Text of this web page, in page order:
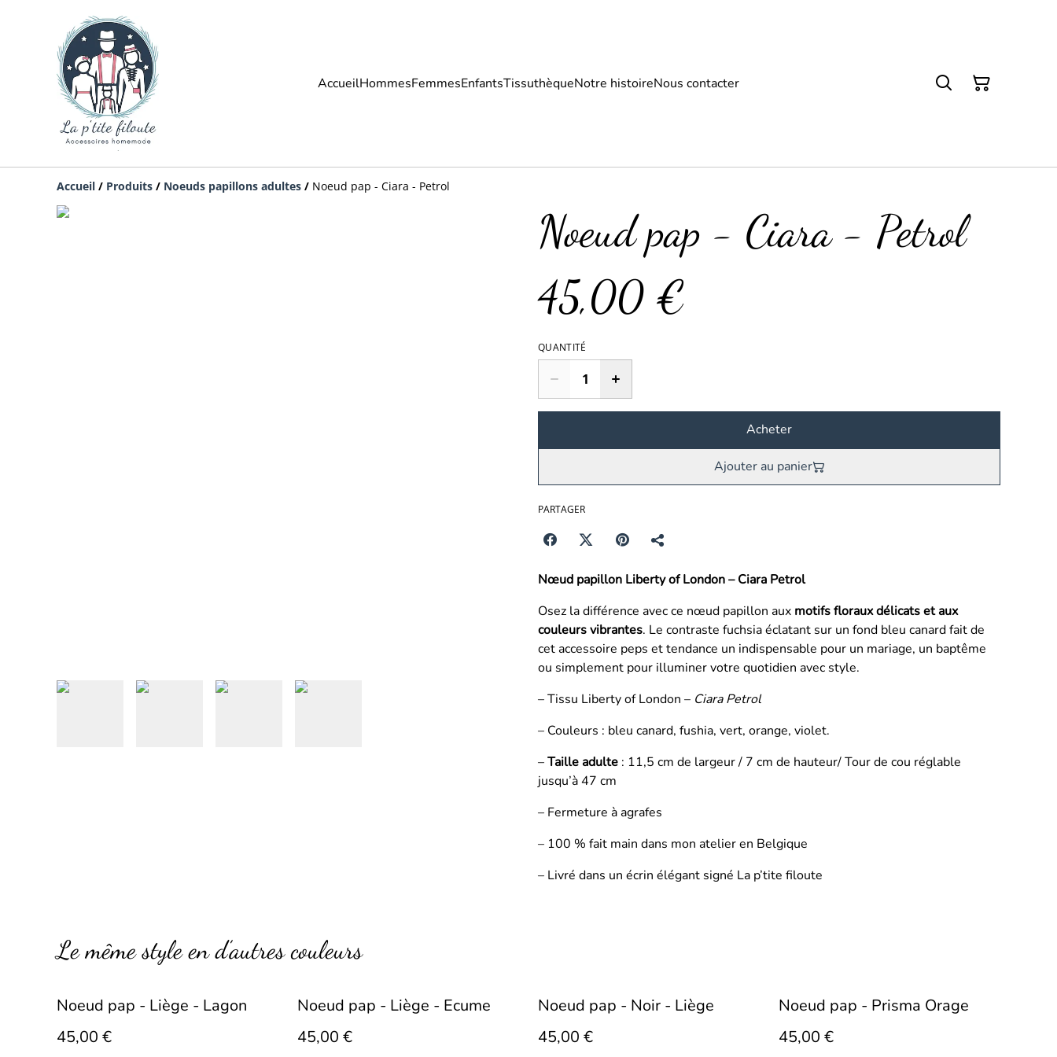
AccueilHommesFemmesEnfantsTissuthèqueNotre histoireNous contacter
Accueil / Produits / Noeuds papillons adultes / Noeud pap - Ciara - Petrol
Noeud pap - Ciara - Petrol
45,00 €
QUANTITÉ
Acheter
Ajouter au panier
PARTAGER
Nœud papillon Liberty of London – Ciara Petrol
Osez la différence avec ce nœud papillon aux motifs floraux délicats et aux
couleurs vibrantes. Le contraste fuchsia éclatant sur un fond bleu canard fait de
cet accessoire peps et tendance un indispensable pour un mariage, un baptême
ou simplement pour illuminer votre quotidien avec style.
– Tissu Liberty of London – Ciara Petrol
– Couleurs : bleu canard, fushia, vert, orange, violet.
–Taille adulte : 11,5 cm de largeur / 7 cm de hauteur/ Tour de cou réglable
jusqu’à 47 cm
– Fermeture à agrafes
– 100 % fait main dans mon atelier en Belgique
– Livré dans un écrin élégant signé La p’tite filoute
Le même style en d’autres couleurs
Noeud pap - Liège - Lagon
45,00 €
Noeud pap - Liège - Ecume
45,00 €
Noeud pap - Noir - Liège
45,00 €
Noeud pap - Prisma Orage
45,00 €